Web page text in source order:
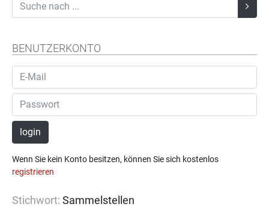
BENUTZERKONTO
login
Wenn Sie kein Konto besitzen, können Sie sich kostenlos
registrieren
Stichwort: Sammelstellen